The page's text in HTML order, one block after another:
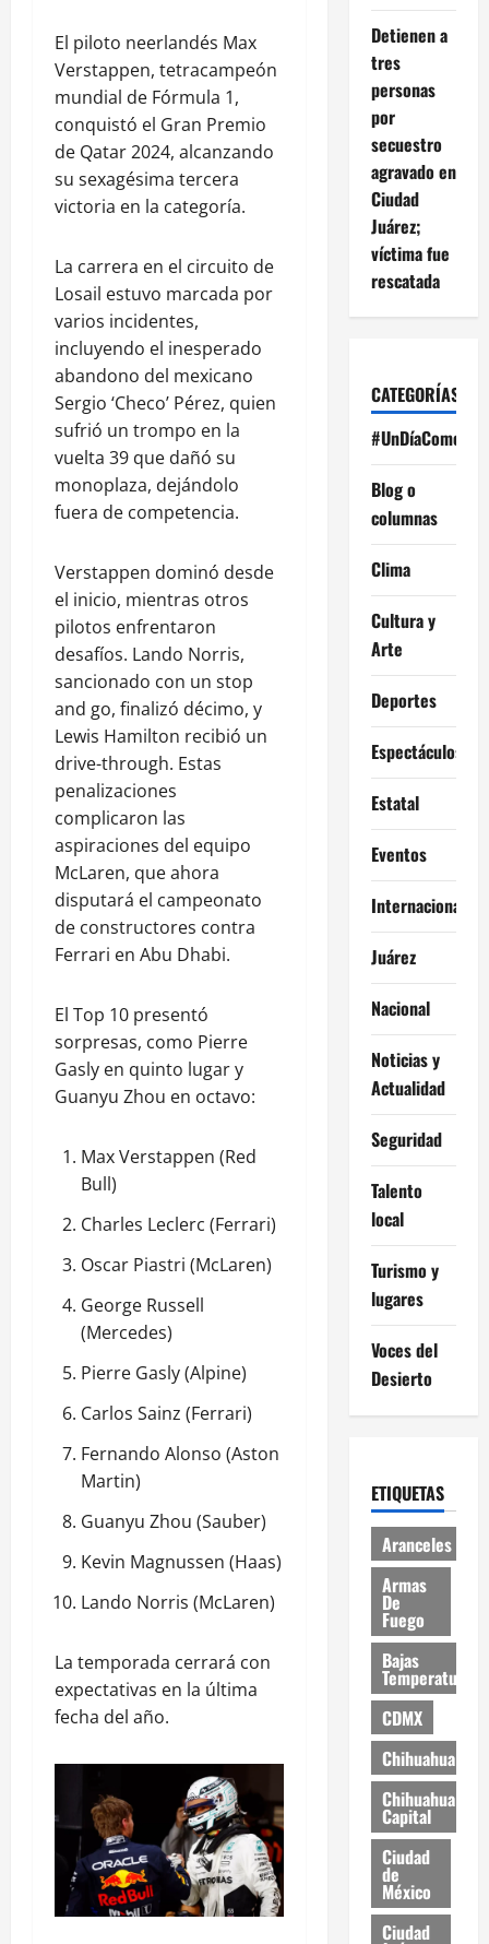
El piloto neerlandés Max
Verstappen, tetracampeón
mundial de Fórmula 1,
conquistó el Gran Premio
de Qatar 2024, alcanzando
su sexagésima tercera
victoria en la categoría.
La carrera en el circuito de
Losail estuvo marcada por
varios incidentes,
incluyendo el inesperado
abandono del mexicano
Sergio ‘Checo’ Pérez, quien
sufrió un trompo en la
vuelta 39 que dañó su
monoplaza, dejándolo
fuera de competencia.
Verstappen dominó desde
el inicio, mientras otros
pilotos enfrentaron
desafíos. Lando Norris,
sancionado con un stop
and go, finalizó décimo, y
Lewis Hamilton recibió un
drive-through. Estas
penalizaciones
complicaron las
aspiraciones del equipo
McLaren, que ahora
disputará el campeonato
de constructores contra
Ferrari en Abu Dhabi.
El Top 10 presentó
sorpresas, como Pierre
Gasly en quinto lugar y
Guanyu Zhou en octavo:
Max Verstappen (Red
Bull)
Charles Leclerc (Ferrari)
Oscar Piastri (McLaren)
George Russell
(Mercedes)
Pierre Gasly (Alpine)
Carlos Sainz (Ferrari)
Fernando Alonso (Aston
Martin)
Guanyu Zhou (Sauber)
Kevin Magnussen (Haas)
Lando Norris (McLaren)
La temporada cerrará con
expectativas en la última
fecha del año.
Detienen a
tres
personas
por
secuestro
agravado en
Ciudad
Juárez;
víctima fue
rescatada
CATEGORÍAS
#UnDíaComoHoy
Blog o
columnas
Clima
Cultura y
Arte
Deportes
Espectáculos
Estatal
Eventos
Internacional
Juárez
Nacional
Noticias y
Actualidad
Seguridad
Talento
local
Turismo y
lugares
Voces del
Desierto
ETIQUETAS
Aranceles
Armas
De
Fuego
Bajas
Temperaturas
CDMX
Chihuahua
Chihuahua
Capital
Ciudad
de
México
Ciudad